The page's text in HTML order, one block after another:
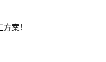
案！